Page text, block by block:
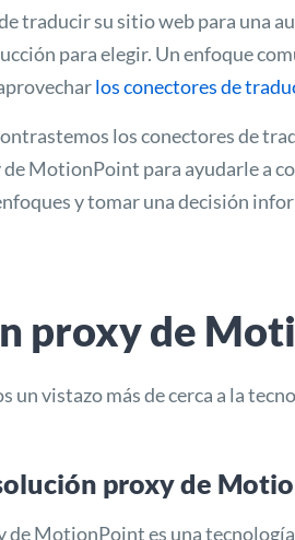
traducir su sitio web para una
para elegir. Un enfoque
los conectores de
los conectores de
MotionPoint para ayudarle a
y tomar una decisión
proxy de
un vistazo más de cerca a la
proxy de
de MotionPoint es una